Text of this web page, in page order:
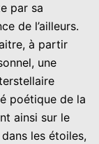
par sa
de l’ailleurs.
à partir
une
poétique de la
ainsi sur le
les étoiles,